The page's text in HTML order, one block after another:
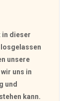
in dieser
unsere
uns in
und
kann.